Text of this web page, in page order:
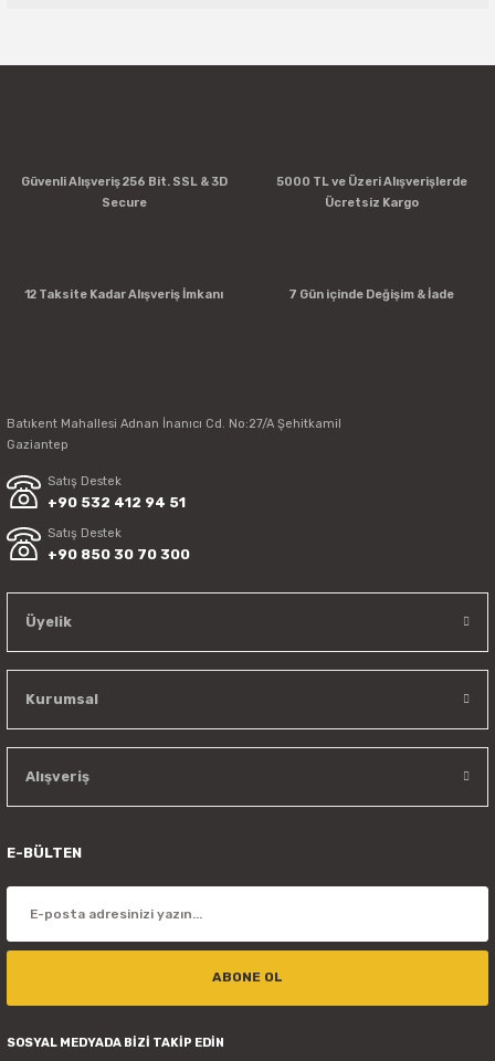
Yorum Yaz
Güvenli Alışveriş 256 Bit. SSL & 3D
Secure
5000 TL ve Üzeri Alışverişlerde
Ücretsiz Kargo
12 Taksite Kadar Alışveriş İmkanı 7 Gün içinde Değişim & İade
Batıkent Mahallesi Adnan İnanıcı Cd. No:27/A Şehitkamil
Gaziantep
Satış Destek
+90 532 412 94 51
Satış Destek
+90 850 30 70 300
Üyelik
Kurumsal
Alışveriş
E-BÜLTEN
ABONE OL
SOSYAL MEDYADA BİZİ TAKİP EDİN